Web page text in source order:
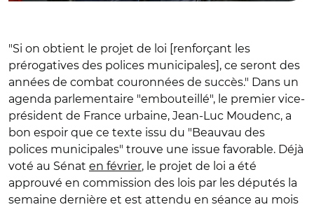
"Si on obtient le projet de loi [renforçant les
prérogatives des polices municipales], ce seront des
années de combat couronnées de succès." Dans un
agenda parlementaire "embouteillé", le premier vice-
président de France urbaine, Jean-Luc Moudenc, a
bon espoir que ce texte issu du "Beauvau des
polices municipales" trouve une issue favorable. Déjà
voté au Sénat en février, le projet de loi a été
approuvé en commission des lois par les députés la
semaine dernière et est attendu en séance au mois